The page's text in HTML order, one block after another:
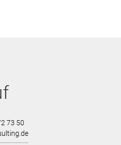
73 50